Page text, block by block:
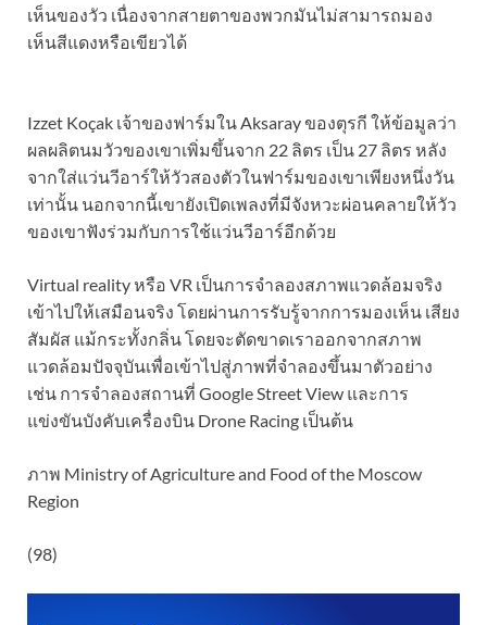
เห็นของวัว เนื่องจากสายตาของพวกมันไม่สามารถมอง
เห็นสีแดงหรือเขียวได้
Izzet Koçak เจ้าของฟาร์มใน Aksaray ของตุรกี ให้ข้อมูลว่า
ผลผลิตนมวัวของเขาเพิ่มขึ้นจาก 22 ลิตร เป็น 27 ลิตร หลัง
จากใส่แว่นวีอาร์ให้วัวสองตัวในฟาร์มของเขาเพียงหนึ่งวัน
เท่านั้น นอกจากนี้เขายังเปิดเพลงที่มีจังหวะผ่อนคลายให้วัว
ของเขาฟังร่วมกับการใช้แว่นวีอาร์อีกด้วย
Virtual reality หรือ VR เป็นการจำลองสภาพแวดล้อมจริง
เข้าไปให้เสมือนจริง โดยผ่านการรับรู้จากการมองเห็น เสียง
สัมผัส แม้กระทั้งกลิ่น โดยจะตัดขาดเราออกจากสภาพ
แวดล้อมปัจจุบันเพื่อเข้าไปสู่ภาพที่จำลองขึ้นมาตัวอย่าง
เช่น การจำลองสถานที่ Google Street View และการ
แข่งขันบังคับเครื่องบิน Drone Racing เป็นต้น
ภาพ Ministry of Agriculture and Food of the Moscow
Region
(98)